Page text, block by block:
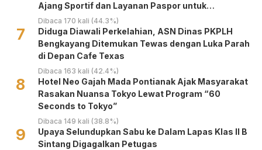
Ajang Sportif dan Layanan Paspor untuk
Masyarakat
Dibaca 170 kali (44.3%)
7
Diduga Diawali Perkelahian, ASN Dinas PKPLH
Bengkayang Ditemukan Tewas dengan Luka Parah
di Depan Cafe Texas
Dibaca 163 kali (42.4%)
8
Hotel Neo Gajah Mada Pontianak Ajak Masyarakat
Rasakan Nuansa Tokyo Lewat Program “60
Seconds to Tokyo”
Dibaca 149 kali (38.8%)
9
Upaya Selundupkan Sabu ke Dalam Lapas Klas II B
Sintang Digagalkan Petugas